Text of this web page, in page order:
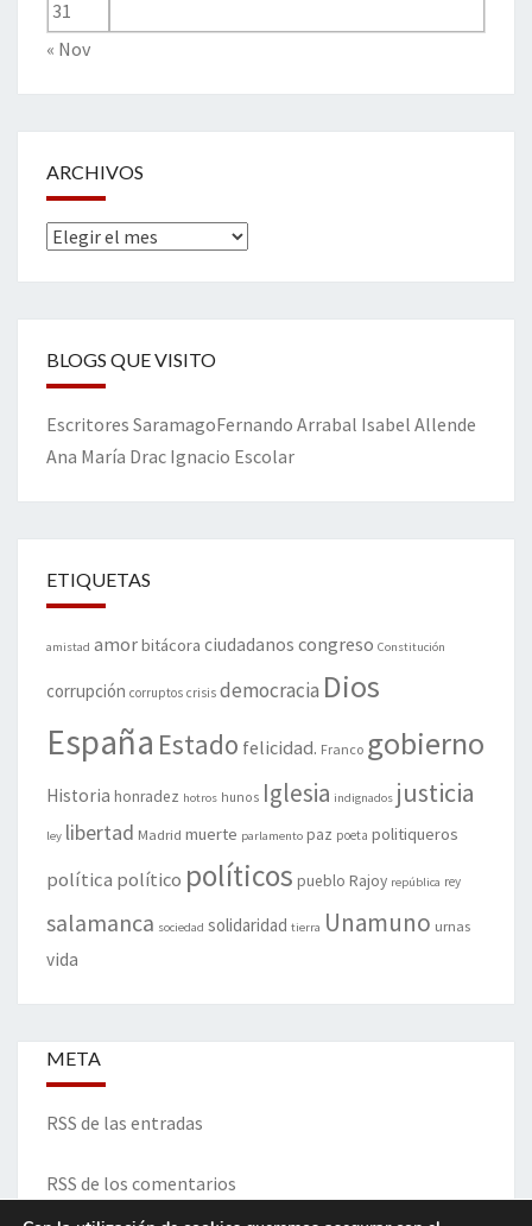
31
« Nov
ARCHIVOS
Archivos
BLOGS QUE VISITO
Escritores SaramagoFernando Arrabal Isabel Allende
Ana María Drac Ignacio Escolar
ETIQUETAS
amistad amorbitácora ciudadanos congreso Constitución
corrupción corruptos crisis democracia Dios
España Estado felicidad. Franco gobierno
Historia honradez hotros hunos Iglesia indignados justicia
ley libertad Madrid muerte parlamento paz poeta politiqueros
política político políticos pueblo Rajoy república rey
salamanca sociedad solidaridad tierra Unamuno urnas
vida
META
RSS de las entradas
RSS de los comentarios